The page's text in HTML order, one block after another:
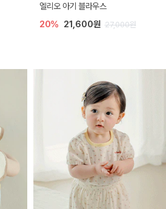
엘리오 아기 블라우스
20% 21,600원 27,000원